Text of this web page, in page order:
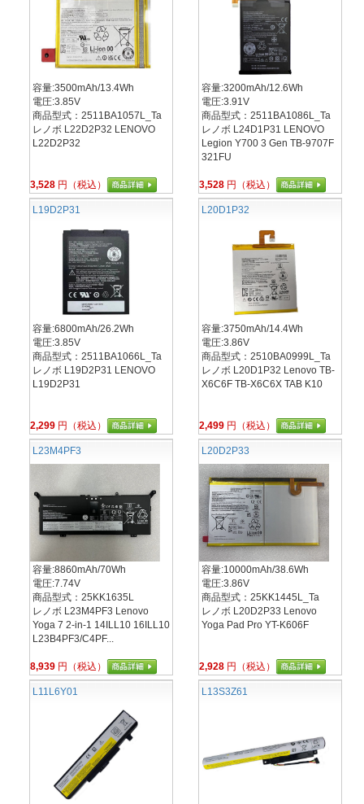
容量:3500mAh/13.4Wh
電圧:3.85V
商品型式：2511BA1057L_Ta
レノボ L22D2P32 LENOVO
L22D2P32
3,528 円（税込）
容量:3200mAh/12.6Wh
電圧:3.91V
商品型式：2511BA1086L_Ta
レノボ L24D1P31 LENOVO
Legion Y700 3 Gen TB-9707F
321FU
3,528 円（税込）
L19D2P31
容量:6800mAh/26.2Wh
電圧:3.85V
商品型式：2511BA1066L_Ta
レノボ L19D2P31 LENOVO
L19D2P31
2,299 円（税込）
L20D1P32
容量:3750mAh/14.4Wh
電圧:3.86V
商品型式：2510BA0999L_Ta
レノボ L20D1P32 Lenovo TB-
X6C6F TB-X6C6X TAB K10
2,499 円（税込）
L23M4PF3
容量:8860mAh/70Wh
電圧:7.74V
商品型式：25KK1635L
レノボ L23M4PF3 Lenovo
Yoga 7 2-in-1 14ILL10 16ILL10
L23B4PF3/C4PF...
8,939 円（税込）
L20D2P33
容量:10000mAh/38.6Wh
電圧:3.86V
商品型式：25KK1445L_Ta
レノボ L20D2P33 Lenovo
Yoga Pad Pro YT-K606F
2,928 円（税込）
L11L6Y01 L13S3Z61